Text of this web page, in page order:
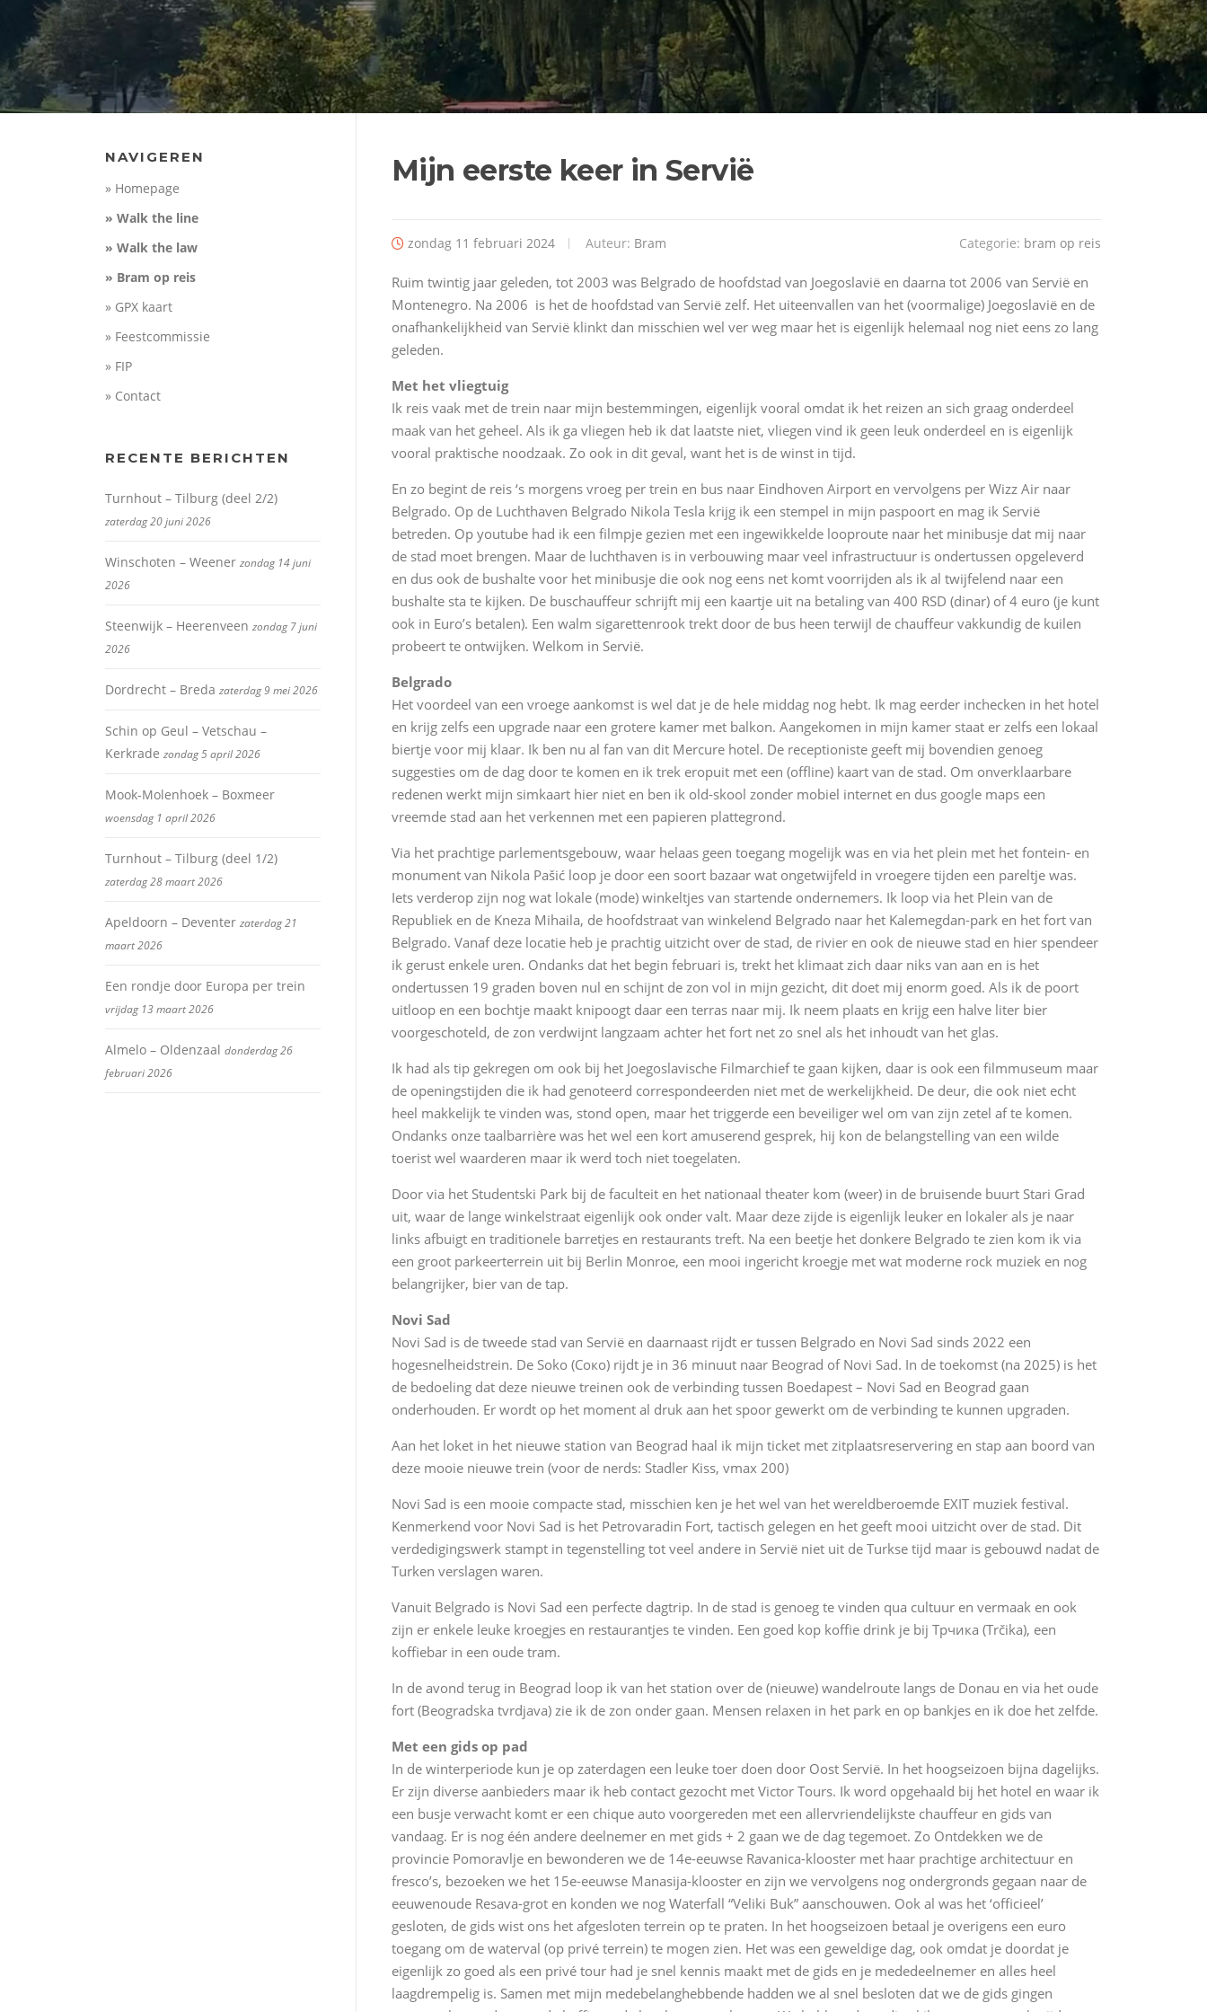
Mijn eerste keer in Servië
zondag 11 februari 2024 Auteur: Bram Categorie: bram op reis
Ruim twintig jaar geleden, tot 2003 was Belgrado de hoofdstad van Joegoslavië en daarna tot 2006 van Servië en
Montenegro. Na 2006 is het de hoofdstad van Servië zelf. Het uiteenvallen van het (voormalige) Joegoslavië en de
onafhankelijkheid van Servië klinkt dan misschien wel ver weg maar het is eigenlijk helemaal nog niet eens zo lang
geleden.
Met het vliegtuig
Ik reis vaak met de trein naar mijn bestemmingen, eigenlijk vooral omdat ik het reizen an sich graag onderdeel
maak van het geheel. Als ik ga vliegen heb ik dat laatste niet, vliegen vind ik geen leuk onderdeel en is eigenlijk
vooral praktische noodzaak. Zo ook in dit geval, want het is de winst in tijd.
En zo begint de reis ‘s morgens vroeg per trein en bus naar Eindhoven Airport en vervolgens per Wizz Air naar
Belgrado. Op de Luchthaven Belgrado Nikola Tesla krijg ik een stempel in mijn paspoort en mag ik Servië
betreden. Op youtube had ik een filmpje gezien met een ingewikkelde looproute naar het minibusje dat mij naar
de stad moet brengen. Maar de luchthaven is in verbouwing maar veel infrastructuur is ondertussen opgeleverd
en dus ook de bushalte voor het minibusje die ook nog eens net komt voorrijden als ik al twijfelend naar een
bushalte sta te kijken. De buschauffeur schrijft mij een kaartje uit na betaling van 400 RSD (dinar) of 4 euro (je kunt
ook in Euro’s betalen). Een walm sigarettenrook trekt door de bus heen terwijl de chauffeur vakkundig de kuilen
probeert te ontwijken. Welkom in Servië.
Belgrado
Het voordeel van een vroege aankomst is wel dat je de hele middag nog hebt. Ik mag eerder inchecken in het hotel
en krijg zelfs een upgrade naar een grotere kamer met balkon. Aangekomen in mijn kamer staat er zelfs een lokaal
biertje voor mij klaar. Ik ben nu al fan van dit Mercure hotel. De receptioniste geeft mij bovendien genoeg
suggesties om de dag door te komen en ik trek eropuit met een (offline) kaart van de stad. Om onverklaarbare
redenen werkt mijn simkaart hier niet en ben ik old-skool zonder mobiel internet en dus google maps een
vreemde stad aan het verkennen met een papieren plattegrond.
Via het prachtige parlementsgebouw, waar helaas geen toegang mogelijk was en via het plein met het fontein- en
monument van Nikola Pašić loop je door een soort bazaar wat ongetwijfeld in vroegere tijden een pareltje was.
Iets verderop zijn nog wat lokale (mode) winkeltjes van startende ondernemers. Ik loop via het Plein van de
Republiek en de Kneza Mihaila, de hoofdstraat van winkelend Belgrado naar het Kalemegdan-park en het fort van
Belgrado. Vanaf deze locatie heb je prachtig uitzicht over de stad, de rivier en ook de nieuwe stad en hier spendeer
ik gerust enkele uren. Ondanks dat het begin februari is, trekt het klimaat zich daar niks van aan en is het
ondertussen 19 graden boven nul en schijnt de zon vol in mijn gezicht, dit doet mij enorm goed. Als ik de poort
uitloop en een bochtje maakt knipoogt daar een terras naar mij. Ik neem plaats en krijg een halve liter bier
voorgeschoteld, de zon verdwijnt langzaam achter het fort net zo snel als het inhoudt van het glas.
Ik had als tip gekregen om ook bij het Joegoslavische Filmarchief te gaan kijken, daar is ook een filmmuseum maar
de openingstijden die ik had genoteerd correspondeerden niet met de werkelijkheid. De deur, die ook niet echt
heel makkelijk te vinden was, stond open, maar het triggerde een beveiliger wel om van zijn zetel af te komen.
Ondanks onze taalbarrière was het wel een kort amuserend gesprek, hij kon de belangstelling van een wilde
toerist wel waarderen maar ik werd toch niet toegelaten.
Door via het Studentski Park bij de faculteit en het nationaal theater kom (weer) in de bruisende buurt Stari Grad
uit, waar de lange winkelstraat eigenlijk ook onder valt. Maar deze zijde is eigenlijk leuker en lokaler als je naar
links afbuigt en traditionele barretjes en restaurants treft. Na een beetje het donkere Belgrado te zien kom ik via
een groot parkeerterrein uit bij Berlin Monroe, een mooi ingericht kroegje met wat moderne rock muziek en nog
belangrijker, bier van de tap.
Novi Sad
Novi Sad is de tweede stad van Servië en daarnaast rijdt er tussen Belgrado en Novi Sad sinds 2022 een
hogesnelheidstrein. De Soko (Соко) rijdt je in 36 minuut naar Beograd of Novi Sad. In de toekomst (na 2025) is het
de bedoeling dat deze nieuwe treinen ook de verbinding tussen Boedapest – Novi Sad en Beograd gaan
onderhouden. Er wordt op het moment al druk aan het spoor gewerkt om de verbinding te kunnen upgraden.
Aan het loket in het nieuwe station van Beograd haal ik mijn ticket met zitplaatsreservering en stap aan boord van
deze mooie nieuwe trein (voor de nerds: Stadler Kiss, vmax 200)
Novi Sad is een mooie compacte stad, misschien ken je het wel van het wereldberoemde EXIT muziek festival.
Kenmerkend voor Novi Sad is het Petrovaradin Fort, tactisch gelegen en het geeft mooi uitzicht over de stad. Dit
verdedigingswerk stampt in tegenstelling tot veel andere in Servië niet uit de Turkse tijd maar is gebouwd nadat de
Turken verslagen waren.
Vanuit Belgrado is Novi Sad een perfecte dagtrip. In de stad is genoeg te vinden qua cultuur en vermaak en ook
zijn er enkele leuke kroegjes en restaurantjes te vinden. Een goed kop koffie drink je bij Трчика (Trčika), een
koffiebar in een oude tram.
In de avond terug in Beograd loop ik van het station over de (nieuwe) wandelroute langs de Donau en via het oude
fort (Beogradska tvrdjava) zie ik de zon onder gaan. Mensen relaxen in het park en op bankjes en ik doe het zelfde.
Met een gids op pad
In de winterperiode kun je op zaterdagen een leuke toer doen door Oost Servië. In het hoogseizoen bijna dagelijks.
Er zijn diverse aanbieders maar ik heb contact gezocht met Victor Tours. Ik word opgehaald bij het hotel en waar ik
een busje verwacht komt er een chique auto voorgereden met een allervriendelijkste chauffeur en gids van
vandaag. Er is nog één andere deelnemer en met gids + 2 gaan we de dag tegemoet. Zo Ontdekken we de
provincie Pomoravlje en bewonderen we de 14e-eeuwse Ravanica-klooster met haar prachtige architectuur en
fresco’s, bezoeken we het 15e-eeuwse Manasija-klooster en zijn we vervolgens nog ondergronds gegaan naar de
eeuwenoude Resava-grot en konden we nog Waterfall “Veliki Buk” aanschouwen. Ook al was het ‘officieel’
gesloten, de gids wist ons het afgesloten terrein op te praten. In het hoogseizoen betaal je overigens een euro
toegang om de waterval (op privé terrein) te mogen zien. Het was een geweldige dag, ook omdat je doordat je
eigenlijk zo goed als een privé tour had je snel kennis maakt met de gids en je mededeelnemer en alles heel
laagdrempelig is. Samen met mijn medebelanghebbende hadden we al snel besloten dat we de gids gingen
NAVIGEREN
» Homepage
» Walk the line
» Walk the law
» Bram op reis
» GPX kaart
» Feestcommissie
» FIP
» Contact
RECENTE BERICHTEN
Turnhout – Tilburg (deel 2/2)
zaterdag 20 juni 2026
Winschoten – Weener zondag 14 juni
2026
Steenwijk – Heerenveen zondag 7 juni
2026
Dordrecht – Breda zaterdag 9 mei 2026
Schin op Geul – Vetschau –
Kerkrade zondag 5 april 2026
Mook-Molenhoek – Boxmeer
woensdag 1 april 2026
Turnhout – Tilburg (deel 1/2)
zaterdag 28 maart 2026
Apeldoorn – Deventer zaterdag 21
maart 2026
Een rondje door Europa per trein
vrijdag 13 maart 2026
Almelo – Oldenzaal donderdag 26
februari 2026